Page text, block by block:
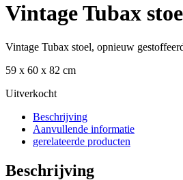
Vintage Tubax
Vintage Tubax stoel, opnieuw
59 x 60 x 82 cm
Uitverkocht
Beschrijving
Aanvullende informatie
gerelateerde producten
Beschrijving